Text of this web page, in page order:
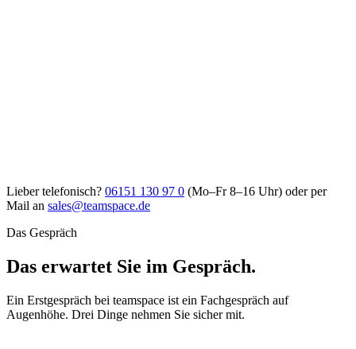
Lieber telefonisch? 06151 130 97 0 (Mo–Fr 8–16 Uhr) oder per
Mail an sales@teamspace.de
Das Gespräch
Das erwartet Sie im Gespräch.
Ein Erstgespräch bei teamspace ist ein Fachgespräch auf
Augenhöhe. Drei Dinge nehmen Sie sicher mit.